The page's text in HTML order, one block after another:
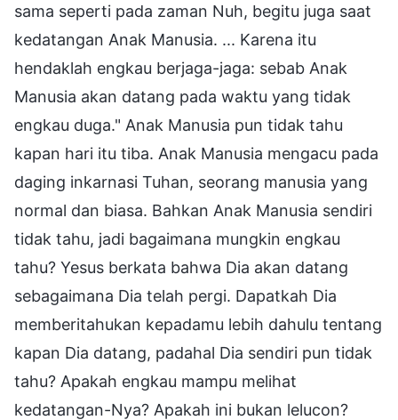
sama seperti pada zaman Nuh, begitu juga saat
kedatangan Anak Manusia. ... Karena itu
hendaklah engkau berjaga-jaga: sebab Anak
Manusia akan datang pada waktu yang tidak
engkau duga." Anak Manusia pun tidak tahu
kapan hari itu tiba. Anak Manusia mengacu pada
daging inkarnasi Tuhan, seorang manusia yang
normal dan biasa. Bahkan Anak Manusia sendiri
tidak tahu, jadi bagaimana mungkin engkau
tahu? Yesus berkata bahwa Dia akan datang
sebagaimana Dia telah pergi. Dapatkah Dia
memberitahukan kepadamu lebih dahulu tentang
kapan Dia datang, padahal Dia sendiri pun tidak
tahu? Apakah engkau mampu melihat
kedatangan-Nya? Apakah ini bukan lelucon?